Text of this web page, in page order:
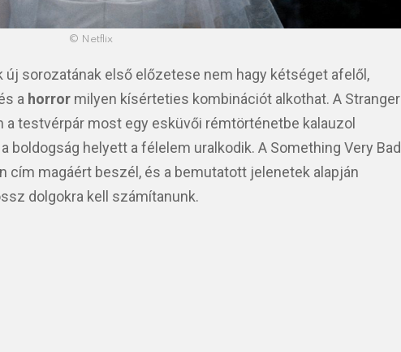
© Netflix
új sorozatának első előzetese nem hagy kétséget afelől,
a horror milyen kísérteties kombinációt alkothat. A Stranger
a testvérpár most egy esküvői rémtörténetbe kalauzol
boldogság helyett a félelem uralkodik. A Something Very Bad
cím magáért beszél, és a bemutatott jelenetek alapján
dolgokra kell számítanunk.